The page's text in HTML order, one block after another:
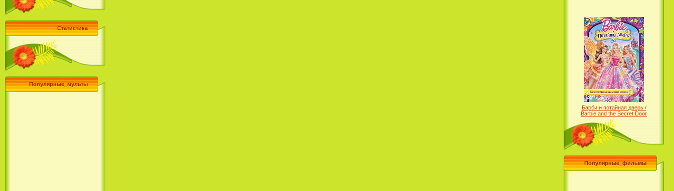
Статистика
Популярные_мульты
Барби и потайная дверь /
Barbie and the Secret Door
(2014)
Популярные_фильмы